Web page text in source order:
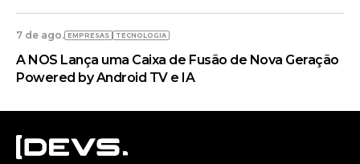
7 de ago. EMPRESAS TECNOLOGIA
A NOS Lança uma Caixa de Fusão de Nova Geração
Powered by Android TV e IA